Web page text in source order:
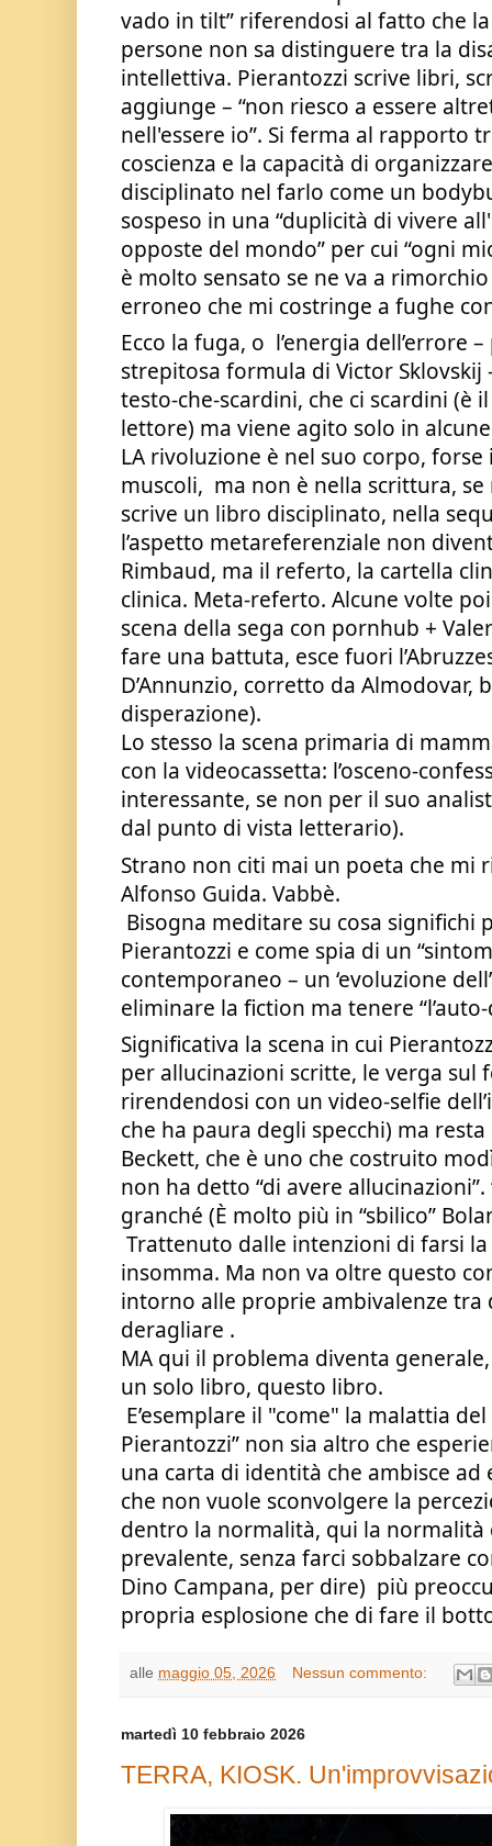
vado in tilt” riferendosi al fatto che
persone non sa distinguere tra la
intellettiva. Pierantozzi scrive libri,
aggiunge – “non riesco a essere
nell'essere io”. Si ferma al rapporto
coscienza e la capacità di
disciplinato nel farlo come un
sospeso in una “duplicità di vivere
opposte del mondo” per cui “ogni
è molto sensato se ne va a
erroneo che mi costringe a fughe
Ecco la fuga, o  l’energia dell’errore
strepitosa formula di Victor
testo-che-scardini, che ci scardini (è
lettore) ma viene agito solo in
LA rivoluzione è nel suo corpo,
muscoli,  ma non è nella scrittura,
scrive un libro disciplinato, nella
l’aspetto metareferenziale non
Rimbaud, ma il referto, la cartella
clinica. Meta-referto. Alcune volte
scena della sega con pornhub +
fare una battuta, esce fuori
D’Annunzio, corretto da Almodovar,
disperazione).
Lo stesso la scena primaria di
con la videocassetta: l’osceno-
interessante, se non per il suo
dal punto di vista letterario).
Strano non citi mai un poeta che mi
Alfonso Guida. Vabbè.
Pierantozzi e come spia di un
contemporaneo – un ‘evoluzione
eliminare la fiction ma tenere
Significativa la scena in cui
per allucinazioni scritte, le verga sul
rirendendosi con un video-selfie
che ha paura degli specchi) ma
Beckett, che è uno che costruito
non ha detto “di avere allucinazioni”.
granché (È molto più in “sbilico”
insomma. Ma non va oltre questo
intorno alle proprie ambivalenze tra
deragliare .
MA qui il problema diventa
un solo libro, questo libro.
Pierantozzi” non sia altro che
una carta di identità che ambisce ad
che non vuole sconvolgere la
dentro la normalità, qui la
prevalente, senza farci sobbalzare
Dino Campana, per dire)  più
propria esplosione che di fare il
alle maggio 05, 2026 Nessun commento:
martedì 10 febbraio 2026
TERRA, KIOSK.